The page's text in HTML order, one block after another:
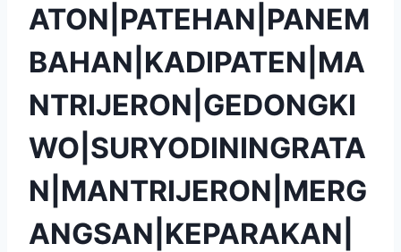
ATON|PATEHAN|PANEM
BAHAN|KADIPATEN|MA
NTRIJERON|GEDONGKI
WO|SURYODININGRATA
N|MANTRIJERON|MERG
ANGSAN|KEPARAKAN|